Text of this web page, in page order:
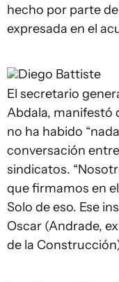
hecho por parte
expresada en el
Diego Battiste
El secretario
Abdala, manifestó
no ha habido
conversación
sindicatos.
que firmamos en
Solo de eso. Ese
Oscar (Andrade,
de la